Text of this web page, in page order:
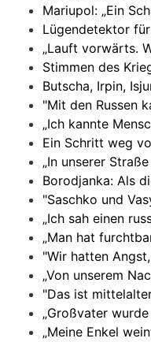
Mariupol: „Ein
Lügendetektor
„Lauft vorwärts.
Stimmen des
Butscha, Irpin,
"Mit den Russen
„Ich kannte
Ein Schritt weg
„In unserer
Borodjanka: Als
"Saschko und
„Ich sah einen
„Man hat
"Wir hatten
„Von unserem
"Das ist
„Großvater
„Meine Enkel